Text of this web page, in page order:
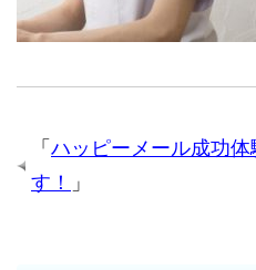
「 ハッピーメール成功
す！
」